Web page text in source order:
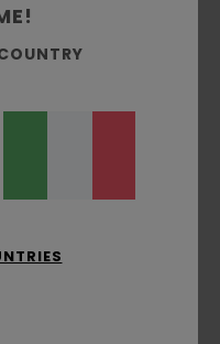
sul dettaglio
100% cotone